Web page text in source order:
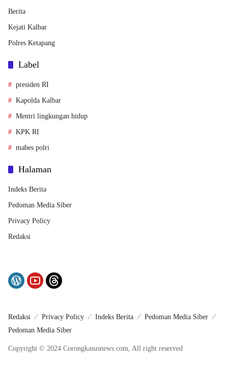
Berita
Kejati Kalbar
Polres Ketapang
Label
presiden RI
Kapolda Kalbar
Mentri lingkungan hidup
KPK RI
mabes polri
Halaman
Indeks Berita
Pedoman Media Siber
Privacy Policy
Redaksi
Redaksi Privacy Policy Indeks Berita
Pedoman Media Siber
Pedoman Media Siber
Copyright © 2024 Corongkasusnews.com, All right reserved